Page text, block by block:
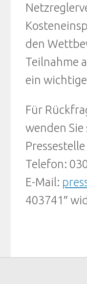
den
Teilnahme
ein
Für
wenden
Telefon:
E-Mail:
403741″